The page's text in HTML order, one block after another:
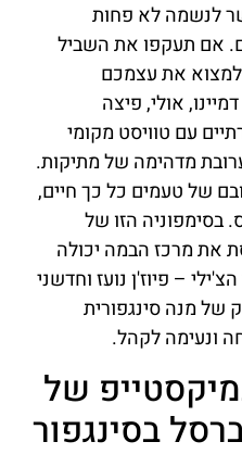
לנשמה לא פחות
אם תעקפו את השביל
את עצמכם
אולי, פיצה
עם טוויסט מקומי
מדהימה של מתיקות.
של טעמים כל כך חיים,
בסימפוניה הזו של
את מרכז הבמה יכולה
– פיוז'ן נועז וחדשני
מנה סינגפורית
ונעימה לקהל.
של
בסינגפור